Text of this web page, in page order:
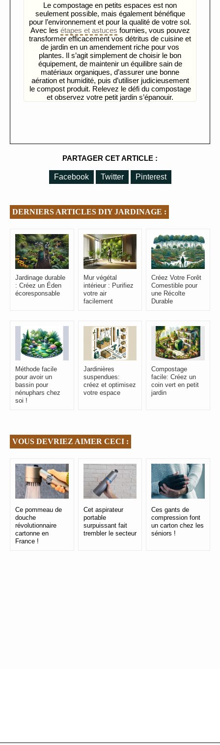
Le compostage en petits espaces est non
seulement possible, mais également bénéfique
pour l’environnement et pour la qualité de votre sol.
Avec les étapes et astuces fournies, vous pouvez
transformer efficacement vos détritus de cuisine et
de jardin en un amendement riche pour vos
plantes. Il s’agit simplement de choisir le bon
équipement, de maintenir un équilibre sain de
matériaux organiques, d’assurer une bonne
aération et humidité, puis d’utiliser judicieusement
le compost produit. Relevez le défi du compostage
et observez votre petit jardin s’épanouir.
PARTAGER CET ARTICLE :
Facebook Twitter Pinterest
DERNIERS ARTICLES DIY JARDINAGE :
Jardinage durable
: Créez un Éden
écoresponsable
Mur végétal
intérieur : Purifiez
votre air
facilement
Créez Votre Forêt
Comestible pour
une Récolte
Durable
Méthode facile
pour avoir un
bassin pour
nénuphars chez
soi !
Jardinières
suspendues:
créez et optimisez
votre espace
Compostage
facile: Créez un
coin vert en petit
jardin
VOUS DEVRIEZ AIMER CECI :
Ce pommeau de
douche
révolutionnaire
cartonne en
France !
Cet aspirateur
portable
surpuissant fait
trembler le secteur
Ces gants de
compression font
un carton chez les
séniors !